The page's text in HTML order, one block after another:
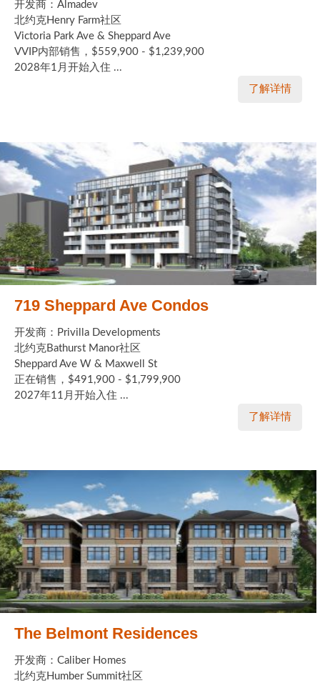
开发商：Almadev
北约克Henry Farm社区
Victoria Park Ave & Sheppard Ave
VVIP内部销售，$559,900 - $1,239,900
2028年1月开始入住 ...
了解详情
719 Sheppard Ave Condos
开发商：Privilla Developments
北约克Bathurst Manor社区
Sheppard Ave W & Maxwell St
正在销售，$491,900 - $1,799,900
2027年11月开始入住 ...
了解详情
The Belmont Residences
开发商：Caliber Homes
北约克Humber Summit社区